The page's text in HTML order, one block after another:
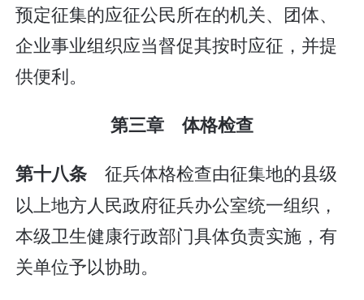
预定征集的应征公民所在的机关、团体、
企业事业组织应当督促其按时应征，并提
供便利。
第三章 体格检查
第十八条 征兵体格检查由征集地的县级
以上地方人民政府征兵办公室统一组织，
本级卫生健康行政部门具体负责实施，有
关单位予以协助。